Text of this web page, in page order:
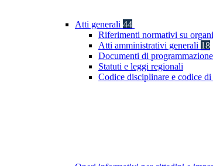
Atti generali 44
Riferimenti normativi su
Atti amministrativi generali 18
Documenti di
Statuti e leggi regionali
Codice disciplinare e codice di